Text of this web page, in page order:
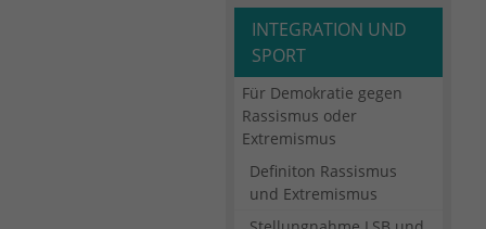
INTEGRATION UND
SPORT
Für Demokratie gegen
Rassismus oder
Extremismus
Definiton Rassismus
und Extremismus